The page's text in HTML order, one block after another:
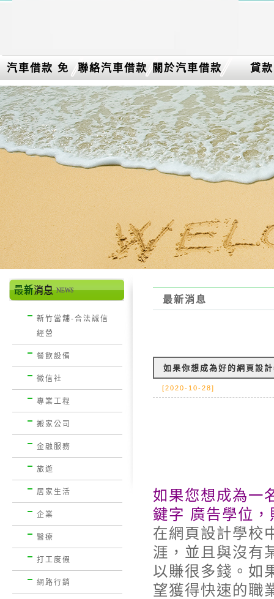
汽車借款 免
留車介紹
聯絡汽車借款 關於汽車借款 貸款
新竹當舖-合法誠信
經營
餐飲設備
徵信社
專業工程
搬家公司
金融服務
旅遊
居家生活
企業
醫療
打工度假
網路行銷
最新消息
如果你想成為好的網頁設
[2020-10-28]
如果您想成為一
鍵字 廣告學位
在網頁設計學校
涯，並且與沒有
以賺很多錢。如
望獲得快速的職